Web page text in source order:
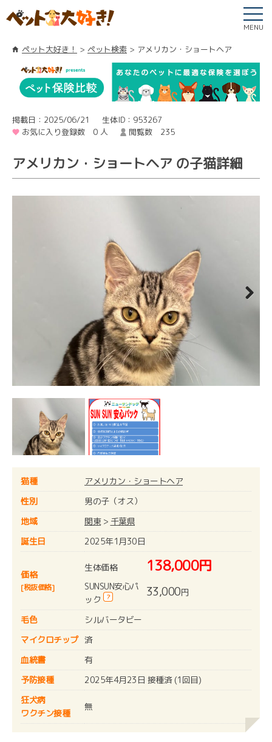
MENU
ペット大好き！ ペット検索 アメリカン・ショートヘア
掲載日：2025/06/21
生体ID：953267
お気に入り登録数 0 人
閲覧数 235
アメリカン・ショートヘア の子猫詳細
猫種
アメリカン・ショートヘア
性別
男の子（オス）
地域
関東> 千葉県
誕生日
2025年1月30日
価格
[税抜価格]
生体価格 138,000円
SUNSUN安心パ
ック
? 33,000円
毛色
シルバータビー
マイクロチップ 済
血統書
有
予防接種
2025年4月23日 接種済 (1回目)
狂犬病
ワクチン接種
無